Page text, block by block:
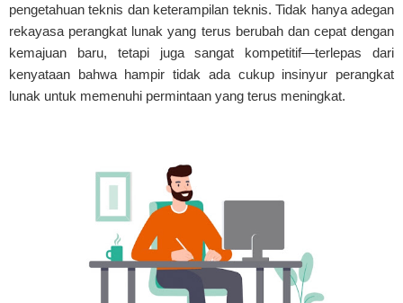
pengetahuan teknis dan keterampilan teknis. Tidak hanya adegan
rekayasa perangkat lunak yang terus berubah dan cepat dengan
kemajuan baru, tetapi juga sangat kompetitif—terlepas dari
kenyataan bahwa hampir tidak ada cukup insinyur perangkat
lunak untuk memenuhi permintaan yang terus meningkat.